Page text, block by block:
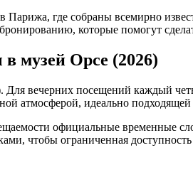
где собраны всемирно
которые помогут
музей Орсе (2026)
вечерних посещений каждый
атмосферой, идеально
официальные временные
чтобы ограниченная